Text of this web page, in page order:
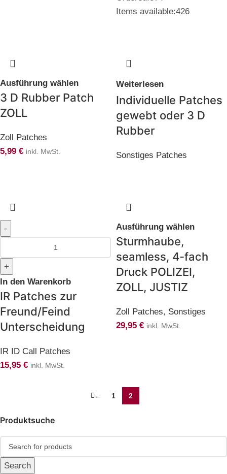
Produktsuche
Search
Items available:426
Ausführung wählen
3 D Rubber Patch
ZOLL
Zoll Patches
5,99 € inkl. MwSt.
Weiterlesen
Individuelle Patches
gewebt oder 3 D
Rubber
Sonstiges Patches
In den Warenkorb
IR Patches zur
Freund/Feind
Unterscheidung
IR ID Call Patches
15,95 € inkl. MwSt.
Ausführung wählen
Sturmhaube,
seamless, 4-fach
Druck POLIZEI,
ZOLL, JUSTIZ
Zoll Patches, Sonstiges
29,95 € inkl. MwSt.
← 1 2